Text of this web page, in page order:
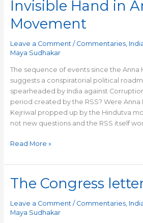
Invisible Hand in
Movement
Leave a Comment / Commentaries,
Maya Sudhakar
The sequence of events since the
suggests a conspiratorial political
spearheaded by India against
period created by the RSS? Were Anna
Kejriwal propped up by the Hindutva
not new questions and the RSS itself
Invisible
Hand
in
Movement
Read More »
The Congress
Leave a Comment / Commentaries,
Maya Sudhakar
The
Congress
letter